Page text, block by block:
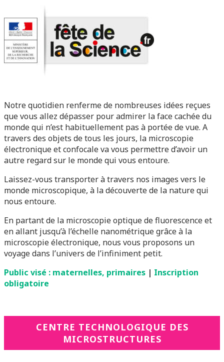
Notre quotidien renferme de nombreuses idées reçues
que vous allez dépasser pour admirer la face cachée du
monde qui n’est habituellement pas à portée de vue. A
travers des objets de tous les jours, la microscopie
électronique et confocale va vous permettre d’avoir un
autre regard sur le monde qui vous entoure.
Laissez-vous transporter à travers nos images vers le
monde microscopique, à la découverte de la nature qui
nous entoure.
En partant de la microscopie optique de fluorescence et
en allant jusqu’à l’échelle nanométrique grâce à la
microscopie électronique, nous vous proposons un
voyage dans l’univers de l’infiniment petit.
Public visé : maternelles, primaires | Inscription
obligatoire
CENTRE TECHNOLOGIQUE DES
MICROSTRUCTURES